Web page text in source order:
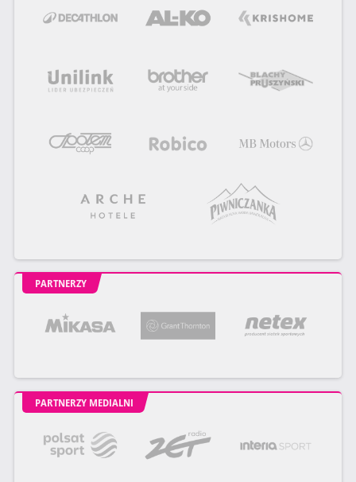
PARTNERZY
PARTNERZY MEDIALNI